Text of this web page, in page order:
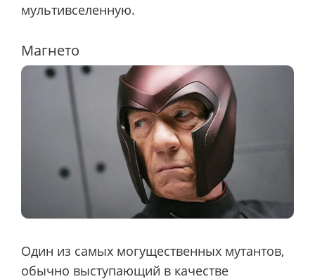
мультивселенную.
Магнето
Один из самых могущественных мутантов,
обычно выступающий в качестве